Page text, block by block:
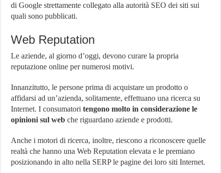
di Google strettamente collegato alla autorità SEO dei siti sui
quali sono pubblicati.
Web Reputation
Le aziende, al giorno d’oggi, devono curare la propria
reputazione online per numerosi motivi.
Innanzitutto, le persone prima di acquistare un prodotto o
affidarsi ad un’azienda, solitamente, effettuano una ricerca su
Internet. I consumatoritengono molto in considerazione le
opinioni sul web che riguardano aziende e prodotti.
Anche i motori di ricerca, inoltre, riescono a riconoscere quelle
realtà che hanno una Web Reputation elevata e le premiano
posizionando in alto nella SERP le pagine dei loro siti Internet.